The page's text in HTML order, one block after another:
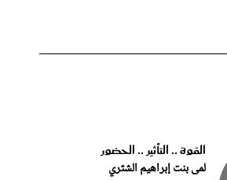
القوة .. التأثير .. الحضور
لمى بنت إبراهيم الشثري